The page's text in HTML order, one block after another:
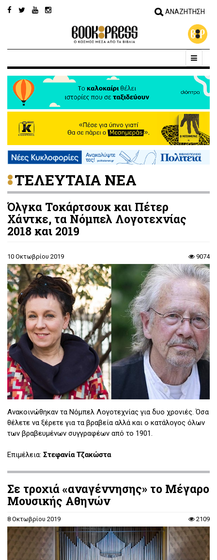
ΤΕΛΕΥΤΑΙΑ ΝΕΑ
Όλγκα Τοκάρτσουκ και Πέτερ
Χάντκε, τα Νόμπελ Λογοτεχνίας
2018 και 2019
10 Οκτωβρίου 2019 9074
Ανακοινώθηκαν τα Νόμπελ Λογοτεχνίας για δυο χρονιές. Όσα
θέλετε να ξέρετε για τα βραβεία αλλά και ο κατάλογος όλων
των βραβευμένων συγγραφέων από το 1901.
Επιμέλεια: Στεφανία Τζακώστα
Σε τροχιά «αναγέννησης» το Μέγαρο
Μουσικής Αθηνών
8 Οκτωβρίου 2019 2109